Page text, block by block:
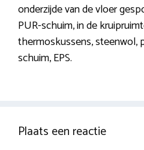
onderzijde van de vloer
PUR-schuim, in de
thermoskussens, steenwol,
schuim, EPS.
Plaats een reactie